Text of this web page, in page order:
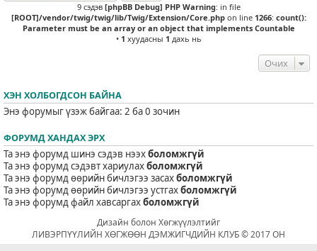
9 сэдэв [phpBB Debug] PHP Warning: in file
[ROOT]/vendor/twig/twig/lib/Twig/Extension/Core.phpon line 1266: count():
Parameter must be an array or an object that implements Countable
• 1 хуудасны 1 дахь нь
Очих
ХЭН ХОЛБОГДСОН БАЙНА
Энэ форумыг үзэж байгаа: 2 ба 0 зочин
ФОРУМД ХАНДАХ ЭРХ
Та энэ форумд шинэ сэдэв нээхболомжгүй
Та энэ форумд сэдэвт хариулахболомжгүй
Та энэ форумд өөрийн бичлэгээ засахболомжгүй
Та энэ форумд өөрийн бичлэгээ устгахболомжгүй
Та энэ форумд файл хавсаргахболомжгүй
Дизайн болон Хөгжүүлэлтийг
ЛИВЭРПҮҮЛИЙН ХӨГЖӨӨН ДЭМЖИГЧДИЙН КЛУБ © 2017 ОН